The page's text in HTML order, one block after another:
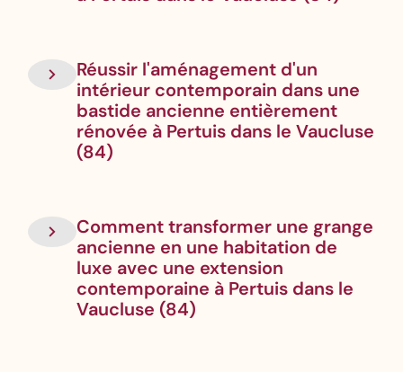
Réussir l'aménagement d'un
intérieur contemporain dans une
bastide ancienne entièrement
rénovée à Pertuis dans le Vaucluse
(84)
Comment transformer une grange
ancienne en une habitation de
luxe avec une extension
contemporaine à Pertuis dans le
Vaucluse (84)